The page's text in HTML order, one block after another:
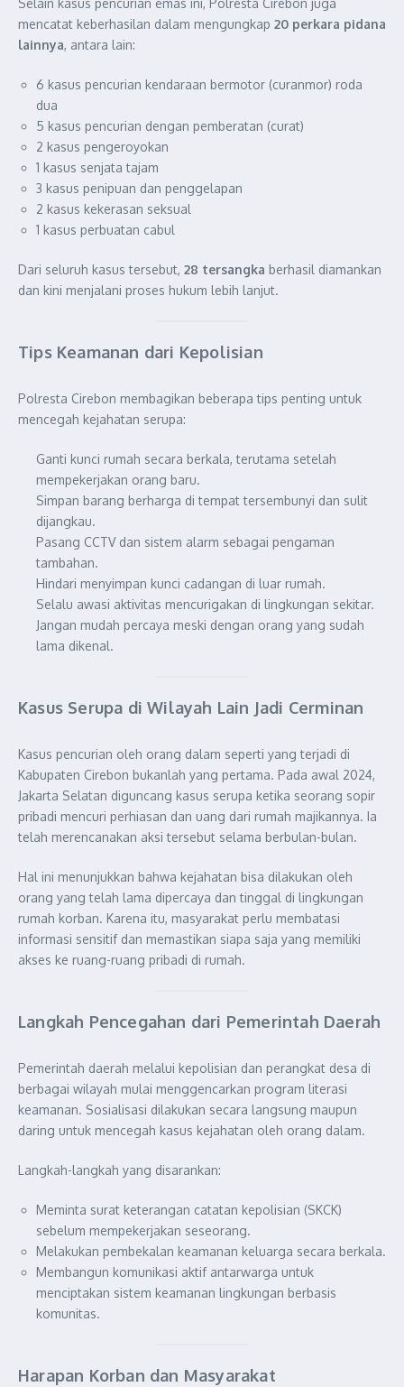
Selain kasus pencurian emas ini, Polresta Cirebon juga
mencatat keberhasilan dalam mengungkap 20 perkara pidana
lainnya, antara lain:
6 kasus pencurian kendaraan bermotor (curanmor) roda
dua
5 kasus pencurian dengan pemberatan (curat)
2 kasus pengeroyokan
1 kasus senjata tajam
3 kasus penipuan dan penggelapan
2 kasus kekerasan seksual
1 kasus perbuatan cabul
Dari seluruh kasus tersebut, 28 tersangka berhasil diamankan
dan kini menjalani proses hukum lebih lanjut.
Tips Keamanan dari Kepolisian
Polresta Cirebon membagikan beberapa tips penting untuk
mencegah kejahatan serupa:
Ganti kunci rumah secara berkala, terutama setelah
mempekerjakan orang baru.
Simpan barang berharga di tempat tersembunyi dan sulit
dijangkau.
Pasang CCTV dan sistem alarm sebagai pengaman
tambahan.
Hindari menyimpan kunci cadangan di luar rumah.
Selalu awasi aktivitas mencurigakan di lingkungan sekitar.
Jangan mudah percaya meski dengan orang yang sudah
lama dikenal.
Kasus Serupa di Wilayah Lain Jadi Cerminan
Kasus pencurian oleh orang dalam seperti yang terjadi di
Kabupaten Cirebon bukanlah yang pertama. Pada awal 2024,
Jakarta Selatan diguncang kasus serupa ketika seorang sopir
pribadi mencuri perhiasan dan uang dari rumah majikannya. Ia
telah merencanakan aksi tersebut selama berbulan-bulan.
Hal ini menunjukkan bahwa kejahatan bisa dilakukan oleh
orang yang telah lama dipercaya dan tinggal di lingkungan
rumah korban. Karena itu, masyarakat perlu membatasi
informasi sensitif dan memastikan siapa saja yang memiliki
akses ke ruang-ruang pribadi di rumah.
Langkah Pencegahan dari Pemerintah Daerah
Pemerintah daerah melalui kepolisian dan perangkat desa di
berbagai wilayah mulai menggencarkan program literasi
keamanan. Sosialisasi dilakukan secara langsung maupun
daring untuk mencegah kasus kejahatan oleh orang dalam.
Langkah-langkah yang disarankan:
Meminta surat keterangan catatan kepolisian (SKCK)
sebelum mempekerjakan seseorang.
Melakukan pembekalan keamanan keluarga secara berkala.
Membangun komunikasi aktif antarwarga untuk
menciptakan sistem keamanan lingkungan berbasis
komunitas.
Harapan Korban dan Masyarakat